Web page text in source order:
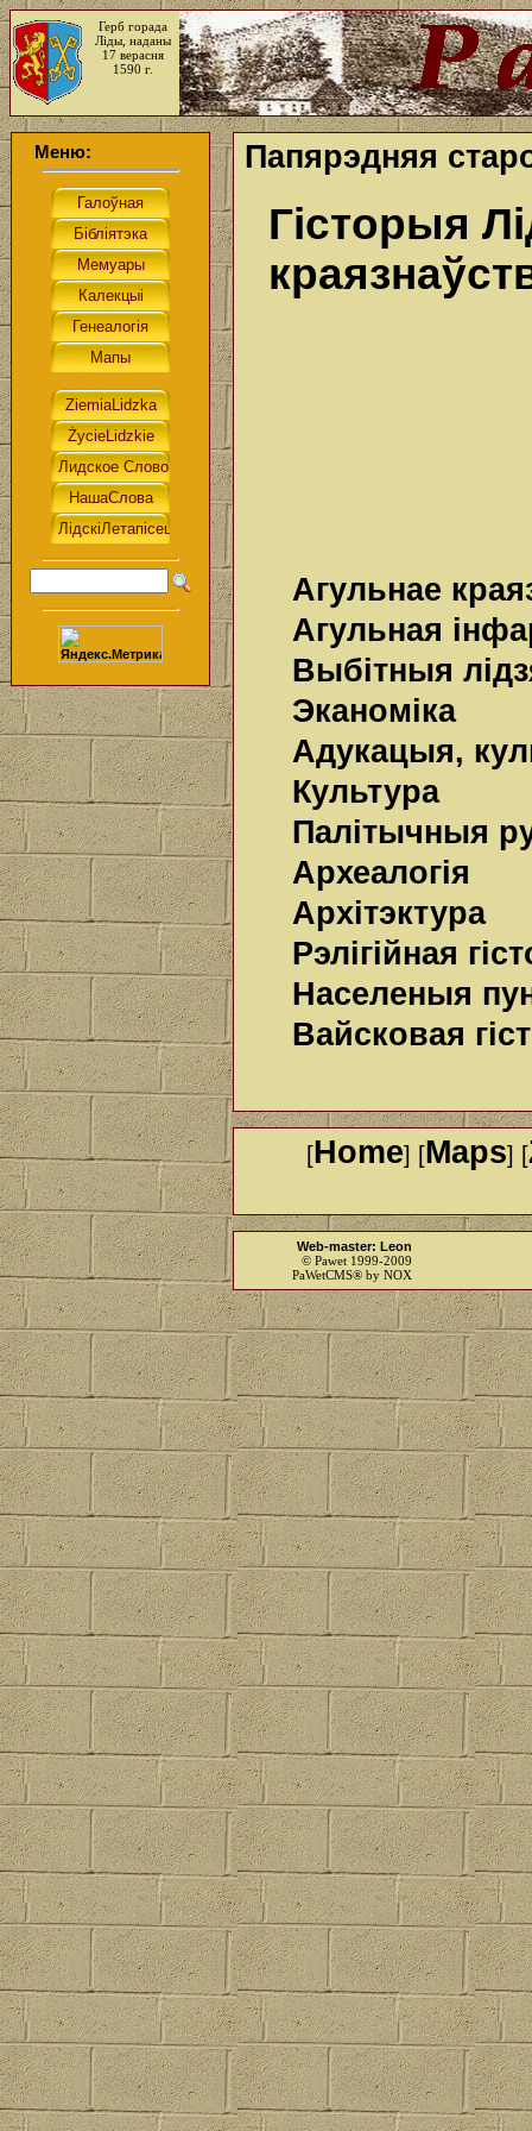
Герб горада
Ліды, наданы
17 верасня
1590 г.
Меню: Папярэдняя
Гісторыя
Агульнае
Агульная
Выбітныя
Эканоміка
Адукацыя,
Культура
Палітычныя
Археалогія
Архітэктура
Рэлігійная
Населеныя
Вайсковая
[Home] [Maps] [
Web-master: Leon
© Pawet 1999-2009
PaWetCMS® by NOX